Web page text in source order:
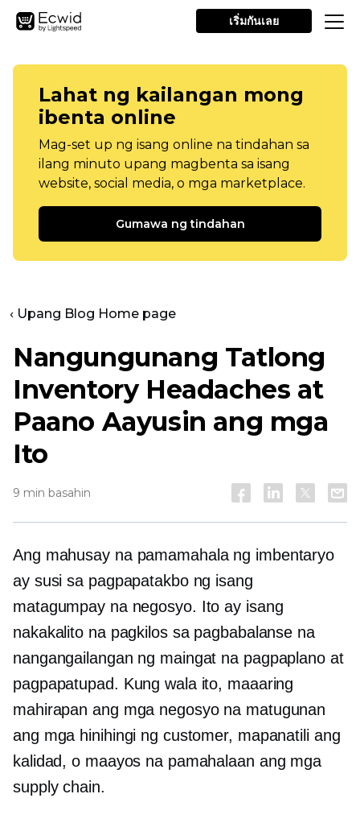
เริ่มกันเลย
Lahat ng kailangan mong
ibenta online
Mag-set up ng isang online na tindahan sa
ilang minuto upang magbenta sa isang
website, social media, o mga marketplace.
Gumawa ng tindahan
‹ Upang Blog Home page
Nangungunang Tatlong
Inventory Headaches at
Paano Aayusin ang mga
Ito
9 min basahin
Ang mahusay na pamamahala ng imbentaryo
ay susi sa pagpapatakbo ng isang
matagumpay na negosyo. Ito ay isang
nakakalito na pagkilos sa pagbabalanse na
nangangailangan ng maingat na pagpaplano at
pagpapatupad. Kung wala ito, maaaring
mahirapan ang mga negosyo na matugunan
ang mga hinihingi ng customer, mapanatili ang
kalidad, o maayos na pamahalaan ang mga
supply chain.